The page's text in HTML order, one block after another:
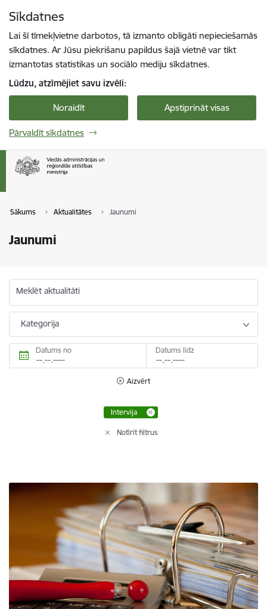
Sīkdatnes
Lai šī tīmekļvietne darbotos, tā izmanto obligāti nepieciešamās
sīkdatnes. Ar Jūsu piekrišanu papildus šajā vietnē var tikt
izmantotas statistikas un sociālo mediju sīkdatnes.
Lūdzu, atzīmējiet savu izvēli:
Noraidīt Apstiprināt visas
Pārvaldīt sīkdatnes
Sākums Aktualitātes Jaunumi
Jaunumi
Meklēt aktualitāti
Kategorija
Datums no Datums līdz
Aizvērt
Intervija
Notīrīt filtrus